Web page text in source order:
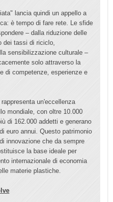
lancia quindi un appello a
è tempo di fare rete. Le sfide
– dalla riduzione delle
dei tassi di riciclo,
sensibilizzazione culturale –
solo attraverso la
di competenze, esperienze e
un'eccellenza
mondiale, con oltre 10.000
di 162.000 addetti e generano
euro annui. Questo patrimonio
innovazione che da sempre
la base ideale per
internazionale di economia
materie plastiche.